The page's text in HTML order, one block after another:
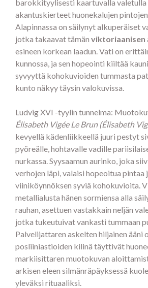
barokkityylisesti kaartuvalla valetulla
akantuskierteet huonekalujen
Alapinnassa on säilynyt alkuperäiset
jotka takaavat tämän viktoriaanisen
esineen korkean laadun. Vati on
kunnossa, ja sen hopeointi kiiltää
syvyyttä kohokuvioiden tummasta
kunto näkyy täysin valokuvissa.
Ludvig XVI -tyylin tunnelma:
Élisabeth Vigée Le Brun (Élisabeth
kevyellä kädenliikkeellä juuri pestyt
pyöreälle, hohtavalle vadille
nurkassa. Syysaamun aurinko, joka
verhojen läpi, valaisi hopeoitua pintaa
viiniköynnöksen syviä kohokuvioita.
metallialusta hänen sormiensa alla
rauhan, asettuen vastakkain neljän
jotka tukeutuivat vankasti tummaan
Palvelijattaren askelten hiljainen ääni
posliiniastioiden kilinä täyttivät
markiisittaren muotokuvan
arkisen eleen silmänräpäyksessä
yleväksi rituaaliksi.